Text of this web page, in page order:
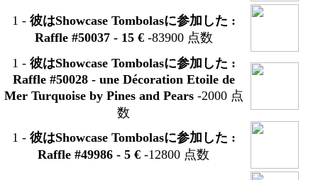
1 - 彼はShowcase Tombolasに参加した :
Raffle #50037 - 15 €-83900 点数
1 - 彼はShowcase Tombolasに参加した :
Raffle #50028 - une Décoration Etoile de
Mer Turquoise by Pines and Pears-2000 点
数
1 - 彼はShowcase Tombolasに参加した :
Raffle #49986 - 5 € -12800 点数